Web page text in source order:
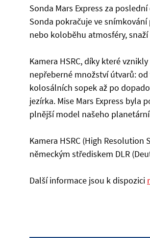
Sonda Mars Express za
Sonda pokračuje ve
nebo koloběhu atmosféry,
Kamera HSRC, díky které
nepřeberné množství útvarů:
kolosálních sopek až po
jezírka. Mise Mars Express
plnější model našeho
Kamera HSRC (High Resolution
německým střediskem DLR
Další informace jsou k dispozici